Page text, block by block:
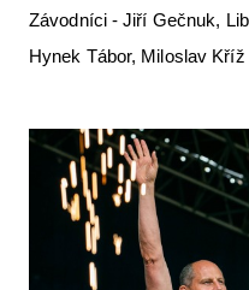
Závodníci - Jiří Gečnuk,
Hynek Tábor, Miloslav